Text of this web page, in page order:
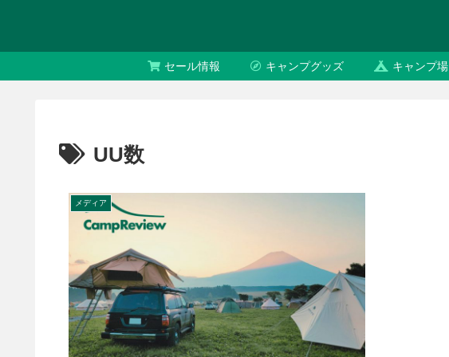
セール情報 キャンプグッズ キャンプ場
UU数
メディア